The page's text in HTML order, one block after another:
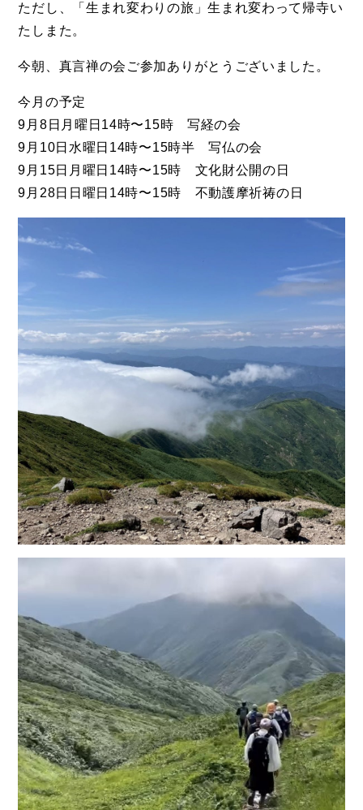
ただし、「生まれ変わりの旅」生まれ変わって帰寺い
たしまた。
今朝、真言禅の会ご参加ありがとうございました。
今月の予定
9月8日月曜日14時〜15時 写経の会
9月10日水曜日14時〜15時半 写仏の会
9月15日月曜日14時〜15時 文化財公開の日
9月28日日曜日14時〜15時 不動護摩祈祷の日